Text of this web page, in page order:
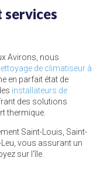
Avirons, nous
de climatiseur à
en parfait état de
installateurs de
des solutions
thermique.
Saint-Louis, Saint-
Leu, vous assurant un
sur l'île.